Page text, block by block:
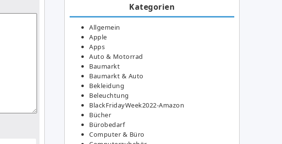
Kategorien
Allgemein
Apple
Apps
Auto & Motorrad
Baumarkt
Baumarkt & Auto
Bekleidung
Beleuchtung
BlackFridayWeek2022-Amazon
Bücher
Bürobedarf
Computer & Büro